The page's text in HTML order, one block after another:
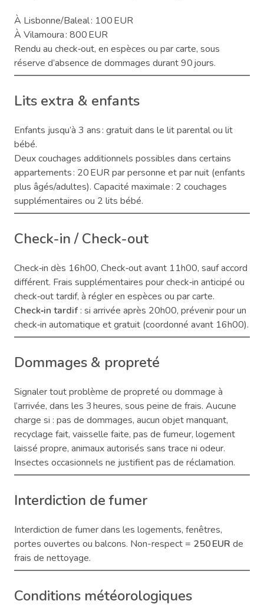
À Lisbonne/Baleal : 100 EUR
À Vilamoura : 800 EUR
Rendu au check‑out, en espèces ou par carte, sous
réserve d’absence de dommages durant 90 jours.
Lits extra & enfants
Enfants jusqu’à 3 ans : gratuit dans le lit parental ou lit
bébé.
Deux couchages additionnels possibles dans certains
appartements : 20 EUR par personne et par nuit (enfants
plus âgés/adultes). Capacité maximale : 2 couchages
supplémentaires ou 2 lits bébé.
Check-in / Check-out
Check‑in dès 16h00, Check‑out avant 11h00, sauf accord
différent. Frais supplémentaires pour check‑in anticipé ou
check‑out tardif, à régler en espèces ou par carte.
Check‑in tardif: si arrivée après 20h00, prévenir pour un
check‑in automatique et gratuit (coordonné avant 16h00).
Dommages & propreté
Signaler tout problème de propreté ou dommage à
l’arrivée, dans les 3 heures, sous peine de frais. Aucune
charge si : pas de dommages, aucun objet manquant,
recyclage fait, vaisselle faite, pas de fumeur, logement
laissé propre, animaux autorisés sans trace ni odeur.
Insectes occasionnels ne justifient pas de réclamation.
Interdiction de fumer
Interdiction de fumer dans les logements, fenêtres,
portes ouvertes ou balcons. Non-respect = 250 EUR de
frais de nettoyage.
Conditions météorologiques